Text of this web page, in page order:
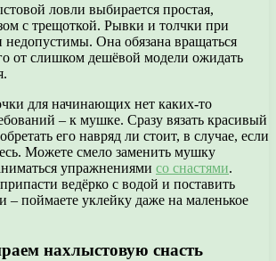
ловли выбирается простая,
с трещоткой. Рывки и толчки при
Она обязана вращаться
от слишком дешёвой модели ожидать
для начинающих нет каких-то
– к мушке. Сразу вязать красивый
его навряд ли стоит, в случае, если
Можете смело заменить мушку
упражнениями со снастями.
ведёрко с водой и поставить
– поймаете уклейку даже на маленькое
нахлыстовую снасть